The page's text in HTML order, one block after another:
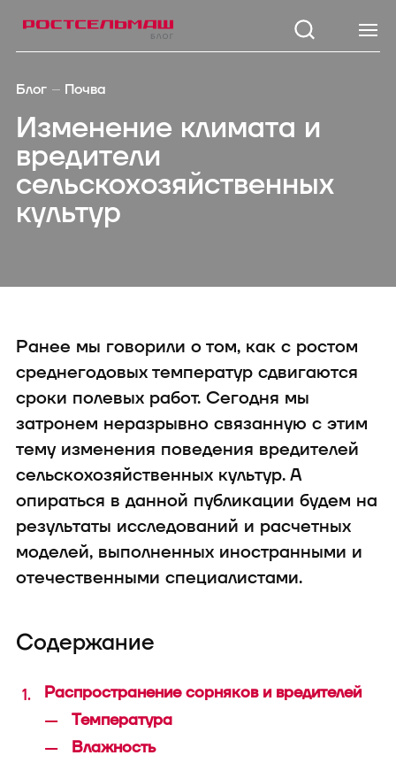
комбайны
Тракторы
Кормоуборочные
комбайны
техника
Зерноперерабатывающая
Дорожно-коммунальная
техника
3200
SAPSUN
В конфигуратор
Блог Почва
Изменение климата и
вредители
сельскохозяйственных
культур
Ранее мы говорили о том, как с ростом
среднегодовых температур сдвигаются
сроки полевых работ. Сегодня мы
затронем неразрывно связанную с этим
тему изменения поведения вредителей
сельскохозяйственных культур. А
опираться в данной публикации будем на
результаты исследований и расчетных
моделей, выполненных иностранными и
отечественными специалистами.
Содержание
Распространение сорняков и вредителей
Температура
Влажность